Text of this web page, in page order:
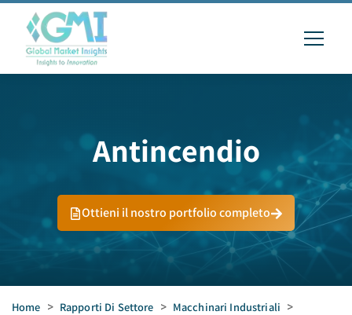
Antincendio
Ottieni il nostro portfolio completo
Home > Rapporti Di Settore > Macchinari Industriali >